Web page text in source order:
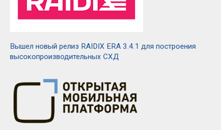
Вышел новый релиз RAIDIX ERA 3.4.1 для построения
высокопроизводительных СХД